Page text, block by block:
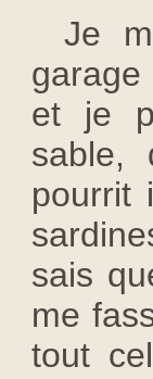
Je
et je
sable,
pourrit
sais
me
tout